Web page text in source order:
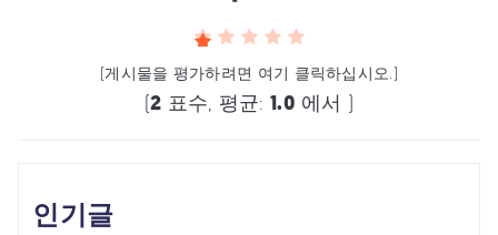
(게시물을 평가하려면 여기 클릭하십시오.)
(2 표수, 평균: 1.0 에서 )
인기글